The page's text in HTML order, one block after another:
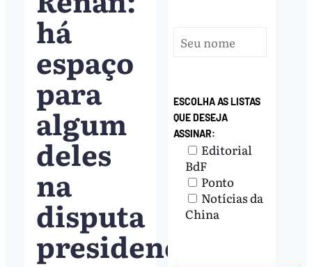
há
espaço
para
algum
deles
na
disputa
presidencial?
ESCOLHA AS LISTAS
QUE DESEJA
ASSINAR:
Editorial
BdF
Ponto
Notícias da
China